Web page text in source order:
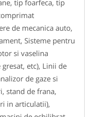
tip foarfeca, tip
de mecanica auto,
Sisteme pentru
si vaselina
etc), Linii de
de gaze si
stand de frana,
in articulatii),